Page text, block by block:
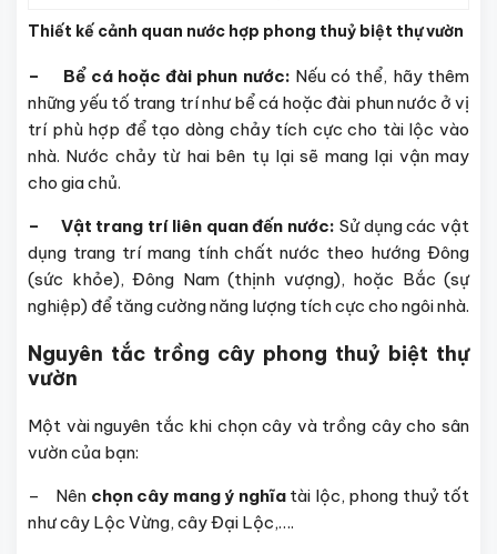
Thiết kế cảnh quan nước hợp phong thuỷ biệt thự vườn
– Bể cá hoặc đài phun nước: Nếu có thể, hãy thêm
những yếu tố trang trí như bể cá hoặc đài phun nước ở vị
trí phù hợp để tạo dòng chảy tích cực cho tài lộc vào
nhà. Nước chảy từ hai bên tụ lại sẽ mang lại vận may
cho gia chủ.
– Vật trang trí liên quan đến nước: Sử dụng các vật
dụng trang trí mang tính chất nước theo hướng Đông
(sức khỏe), Đông Nam (thịnh vượng), hoặc Bắc (sự
nghiệp) để tăng cường năng lượng tích cực cho ngôi nhà.
Nguyên tắc trồng cây phong thuỷ biệt thự
vườn
Một vài nguyên tắc khi chọn cây và trồng cây cho sân
vườn của bạn:
– Nên chọn cây mang ý nghĩatài lộc, phong thuỷ tốt
như cây Lộc Vừng, cây Đại Lộc,….